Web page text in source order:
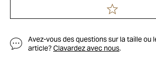
Avez-vous des questions sur la taille ou
article?Clavardez avec nous.